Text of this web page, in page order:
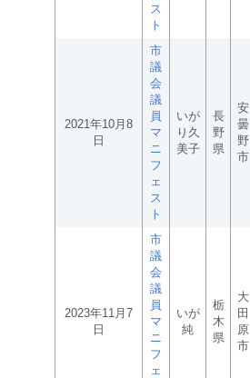
ス
ト
2021年10月8
日
市
議
会
議
員
マ
ニ
フ
ェ
ス
ト
いが
り久
美子
長
野
県
安
曇
野
市
2023年11月7
日
市
議
会
議
員
マ
ニ
フ
ェ
いが
純
栃
木
県
大
田
原
市